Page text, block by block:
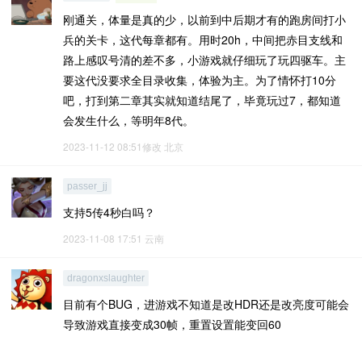
刚通关，体量是真的少，以前到中后期才有的跑房间打小
兵的关卡，这代每章都有。用时20h，中间把赤目支线和
路上感叹号清的差不多，小游戏就仔细玩了玩四驱车。主
要这代没要求全目录收集，体验为主。为了情怀打10分
吧，打到第二章其实就知道结尾了，毕竟玩过7，都知道
会发生什么，等明年8代。
2023-11-12 08:51修改 北京
passer_jj
支持5传4秒白吗？
2023-11-08 17:51 云南
dragonxslaughter
目前有个BUG，进游戏不知道是改HDR还是改亮度可能会
导致游戏直接变成30帧，重置设置能变回60